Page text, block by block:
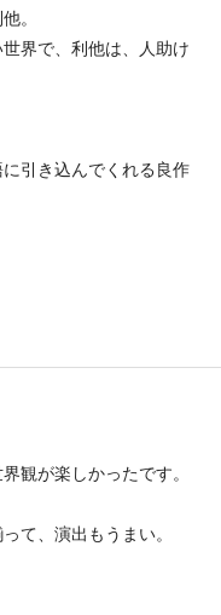
。
界で、利他は、人助け
引き込んでくれる良作
観が楽しかったです。
て、演出もうまい。